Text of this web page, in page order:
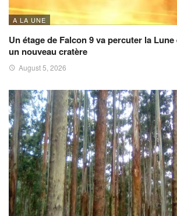
A LA UNE
Un étage de Falcon 9 va percuter la
un nouveau cratère
August 5, 2026